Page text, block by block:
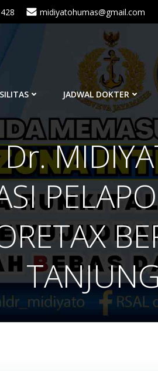
midiyatohumas@gmail.com
JADWAL DOKTER